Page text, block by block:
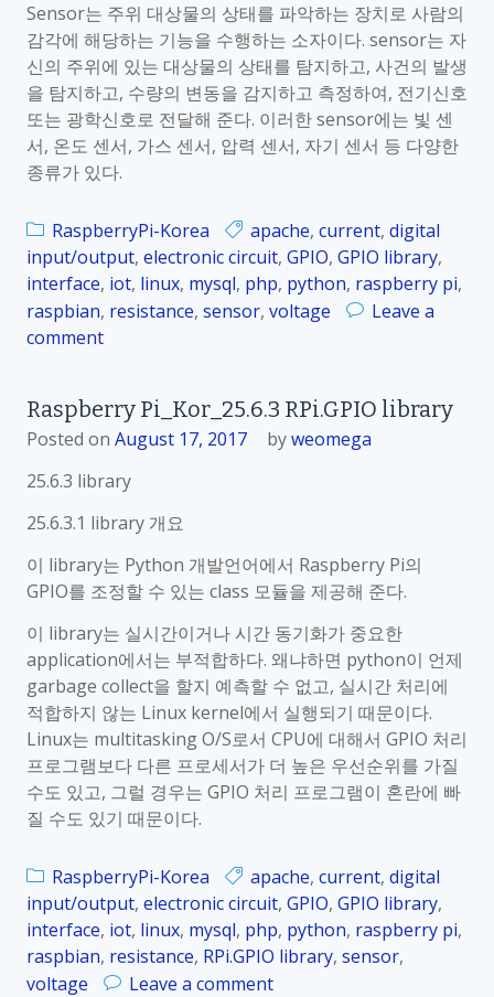
d
i
t
y
/
T
m
p
e
r
r
e
e
n
o
r
활
용
r
y
P
i
_
K
_
2
5
d
i
a
l
s
e
n
s
o
r
D
S
b
2
0
를
Sensor는 주위 대상물의 상태를 파악하는 장치로 사람의
감각에 해당하는 기능을 수행하는 소자이다. sensor는 자
신의 주위에 있는 대상물의 상태를 탐지하고, 사건의 발생
을 탐지하고, 수량의 변동을 감지하고 측정하여, 전기신호
또는 광학신호로 전달해 준다. 이러한 sensor에는 빛 센
서, 온도 센서, 가스 센서, 압력 센서, 자기 센서 등 다양한
종류가 있다.
RaspberryPi-Korea apache, current, digital
input/output, electronic circuit, GPIO, GPIO library,
interface, iot, linux, mysql, php, python, raspberry pi,
raspbian, resistance, sensor, voltage
Leave a
comment
a
s
e
r
y
P
i
_
K
o
r
2
S
Raspberry Pi_Kor_25.6.3 RPi.GPIO library
Posted on August 17, 2017 byweomega
25.6.3 library
25.6.3.1 library 개요
이 library는 Python 개발언어에서 Raspberry Pi의
GPIO를 조정할 수 있는 class 모듈을 제공해 준다.
이 library는 실시간이거나 시간 동기화가 중요한
application에서는 부적합하다. 왜냐하면 python이 언제
garbage collect을 할지 예측할 수 없고, 실시간 처리에
적합하지 않는 Linux kernel에서 실행되기 때문이다.
Linux는 multitasking O/S로서 CPU에 대해서 GPIO 처리
프로그램보다 다른 프로세서가 더 높은 우선순위를 가질
수도 있고, 그럴 경우는 GPIO 처리 프로그램이 혼란에 빠
질 수도 있기 때문이다.
RaspberryPi-Korea apache, current, digital
input/output, electronic circuit, GPIO, GPIO library,
interface, iot, linux, mysql, php, python, raspberry pi,
raspbian, resistance, RPi.GPIO library, sensor,
voltage
Leave a comment